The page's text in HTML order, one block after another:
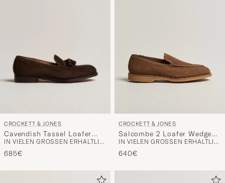
CROCKETT & JONES
Cavendish Tassel Loafer
Dark Brown Suede
IN VIELEN GRÖSSEN ERHÄLTLICH
685€
CROCKETT & JONES
Salcombe 2 Loafer Wedge
Sole Desert Suede
IN VIELEN GRÖSSEN ERHÄLTLICH
640€